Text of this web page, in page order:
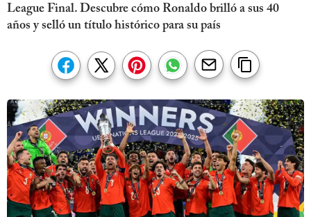
League Final. Descubre cómo Ronaldo brilló a sus 40
años y selló un título histórico para su país